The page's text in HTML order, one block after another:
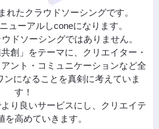
れたクラウドソーシングです。
ューアルしconeになります。
ドソーシングではありません。
創」をテーマに、クリエイター・
ント・コミュニケーションなど全
になることを真剣に考えていま
す！
り良いサービスにし、クリエイテ
を高めていきます。